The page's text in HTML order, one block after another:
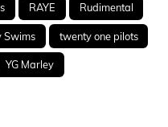
RAYE Rudimental
Swims twenty one pilots
YG Marley